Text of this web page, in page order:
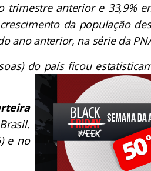
trimestre anterior e 33,9%
da população
ano anterior, na série da
do país ficou
e no